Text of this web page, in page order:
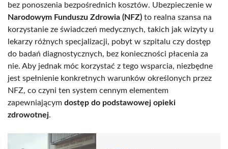
bez ponoszenia bezpośrednich kosztów. Ubezpieczenie w
Narodowym Funduszu Zdrowia (NFZ) to realna szansa na
korzystanie ze świadczeń medycznych, takich jak wizyty u
lekarzy różnych specjalizacji, pobyt w szpitalu czy dostęp
do badań diagnostycznych, bez konieczności płacenia za
nie. Aby jednak móc korzystać z tego wsparcia, niezbędne
jest spełnienie konkretnych warunków określonych przez
NFZ, co czyni ten system cennym elementem
zapewniającym dostęp do podstawowej opieki
zdrowotnej.